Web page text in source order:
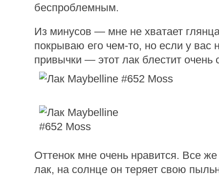
беспроблемным.
Из минусов — мне не хватает
покрываю его чем-то, но если у вас
привычки — этот лак блестит очень
Оттенок мне очень нравится. Все же
лак, на солнце он теряет свою